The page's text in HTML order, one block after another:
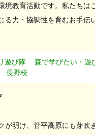
境教育活動です。私たちは
る力・協調性を育むお手伝
遊び隊
森で学びたい・遊
長野校
が明け、菅平高原にも芽吹